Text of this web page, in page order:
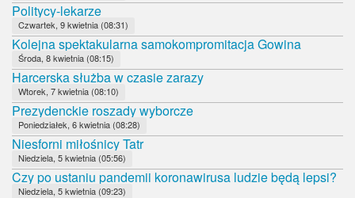
Politycy-lekarze
Czwartek, 9 kwietnia (08:31)
Kolejna spektakularna samokompromitacja Gowina
Środa, 8 kwietnia (08:15)
Harcerska służba w czasie zarazy
Wtorek, 7 kwietnia (08:10)
Prezydenckie roszady wyborcze
Poniedziałek, 6 kwietnia (08:28)
Niesforni miłośnicy Tatr
Niedziela, 5 kwietnia (05:56)
Czy po ustaniu pandemii koronawirusa ludzie będą lepsi?
Niedziela, 5 kwietnia (09:23)